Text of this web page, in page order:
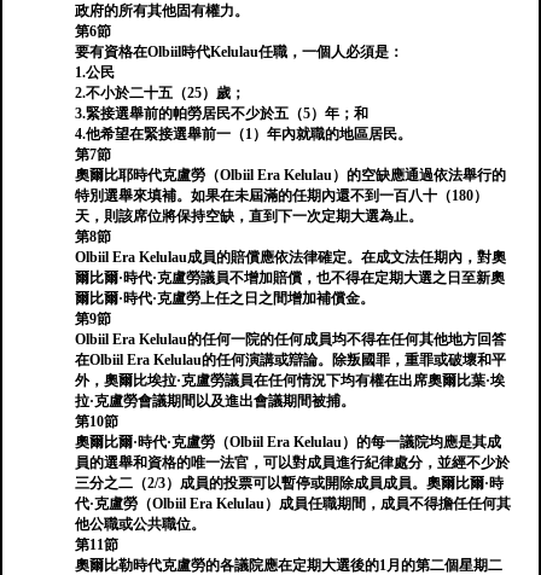
政府的所有其他固有權力。
第6節
要有資格在Olbiil時代Kelulau任職，一個人必須是：
1.公民
2.不小於二十五（25）歲；
3.緊接選舉前的帕勞居民不少於五（5）年；和
4.他希望在緊接選舉前一（1）年內就職的地區居民。
第7節
奧爾比耶時代克盧勞（Olbiil Era Kelulau）的空缺應通過依法舉行的
特別選舉來填補。如果在未屆滿的任期內還不到一百八十（180）
天，則該席位將保持空缺，直到下一次定期大選為止。
第8節
Olbiil Era Kelulau成員的賠償應依法律確定。在成文法任期內，對奧
爾比爾·時代·克盧勞議員不增加賠償，也不得在定期大選之日至新奧
爾比爾·時代·克盧勞上任之日之間增加補償金。
第9節
Olbiil Era Kelulau的任何一院的任何成員均不得在任何其他地方回答
在Olbiil Era Kelulau的任何演講或辯論。除叛國罪，重罪或破壞和平
外，奧爾比埃拉·克盧勞議員在任何情況下均有權在出席奧爾比葉·埃
拉·克盧勞會議期間以及進出會議期間被捕。
第10節
奧爾比爾·時代·克盧勞（Olbiil Era Kelulau）的每一議院均應是其成
員的選舉和資格的唯一法官，可以對成員進行紀律處分，並經不少於
三分之二（2/3）成員的投票可以暫停或開除成員成員。奧爾比爾·時
代·克盧勞（Olbiil Era Kelulau）成員任職期間，成員不得擔任任何其
他公職或公共職位。
第11節
奧爾比勒時代克盧勞的各議院應在定期大選後的1月的第二個星期二